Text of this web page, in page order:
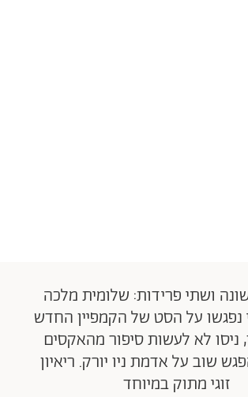
ושתי פרידות: שלומית מלכה
נפגשו על הסט של הקמפיין החדש
ניסו לא לעשות סיפור מהאקסים
שוב על אדמת ניו יורק. ריאיון
זוגי מתוק במיוחד